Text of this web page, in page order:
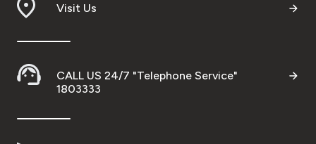
Visit Us
CALL US 24/7 "Telephone Service"
1803333